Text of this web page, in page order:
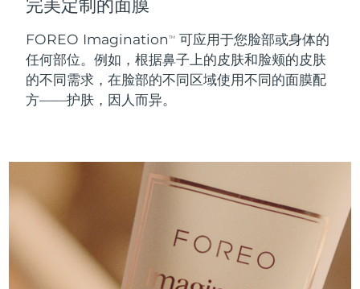
完美定制的面膜
FOREO ImaginationTM
可应用于您脸部或身体的
任何部位。例如，根据鼻子上的皮肤和脸颊的皮肤
的不同需求，在脸部的不同区域使用不同的面膜配
方——护肤，因人而异。
斯洛伐克
斯洛文尼亚 预计送达日期8/12/26
南非
瑞典 预计送达日期8/12/26
预计送达日期
8/17/26